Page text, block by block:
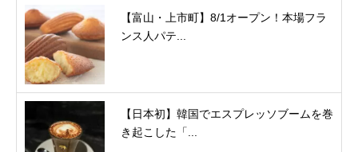
【富山・上市町】8/1オープン！本場フラ
ンス人パテ...
【日本初】韓国でエスプレッソブームを巻
き起こした「...